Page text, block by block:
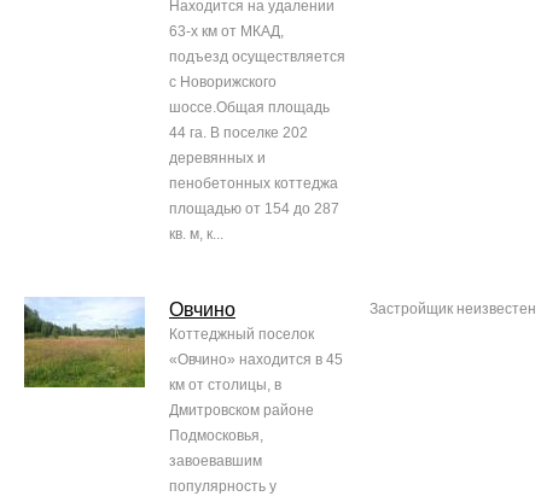
Находится на удалении
63-х км от МКАД,
подъезд осуществляется
с Новорижского
шоссе.Общая площадь
44 га. В поселке 202
деревянных и
пенобетонных коттеджа
площадью от 154 до 287
кв. м, к...
Овчино
Коттеджный поселок
«Овчино» находится в 45
км от столицы, в
Дмитровском районе
Подмосковья,
завоевавшим
популярность у
Застройщик неизвестен